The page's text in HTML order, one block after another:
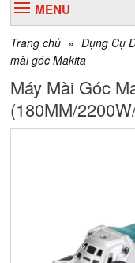
MENU
Trang chủ » Dụng Cụ
mài góc Makita
Máy Mài Góc
(180MM/